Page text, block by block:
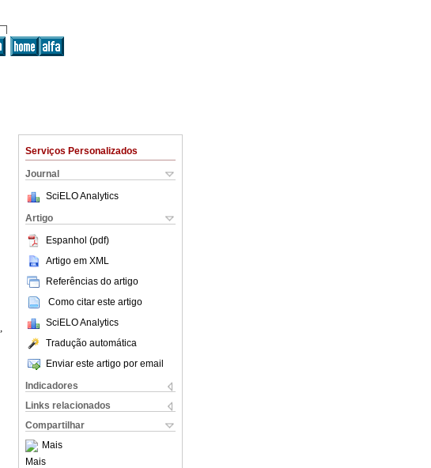
Serviços Personalizados
Journal
SciELO Analytics
Artigo
Espanhol (pdf)
Artigo em XML
Referências do artigo
Como citar este artigo
SciELO Analytics
Tradução automática
Enviar este artigo por email
Indicadores
Links relacionados
Compartilhar
Mais
Mais